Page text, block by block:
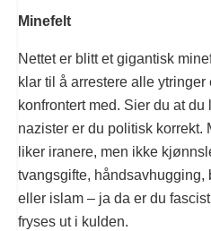
Minefelt
Nettet er blitt et gigantisk
klar til å arrestere alle
konfrontert med. Sier du at
nazister er du politisk korrekt.
liker iranere, men ikke
tvangsgifte,
eller islam – ja da er du
fryses ut i kulden.